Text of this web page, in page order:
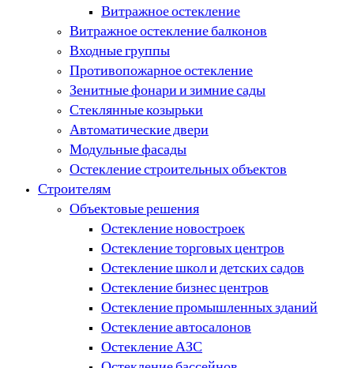
Витражное остекление
Витражное остекление балконов
Входные группы
Противопожарное остекление
Зенитные фонари и зимние сады
Стеклянные козырьки
Автоматические двери
Модульные фасады
Остекление строительных объектов
Строителям
Объектовые решения
Остекление новостроек
Остекление торговых центров
Остекление школ и детских садов
Остекление бизнес центров
Остекление промышленных зданий
Остекление автосалонов
Остекление АЗС